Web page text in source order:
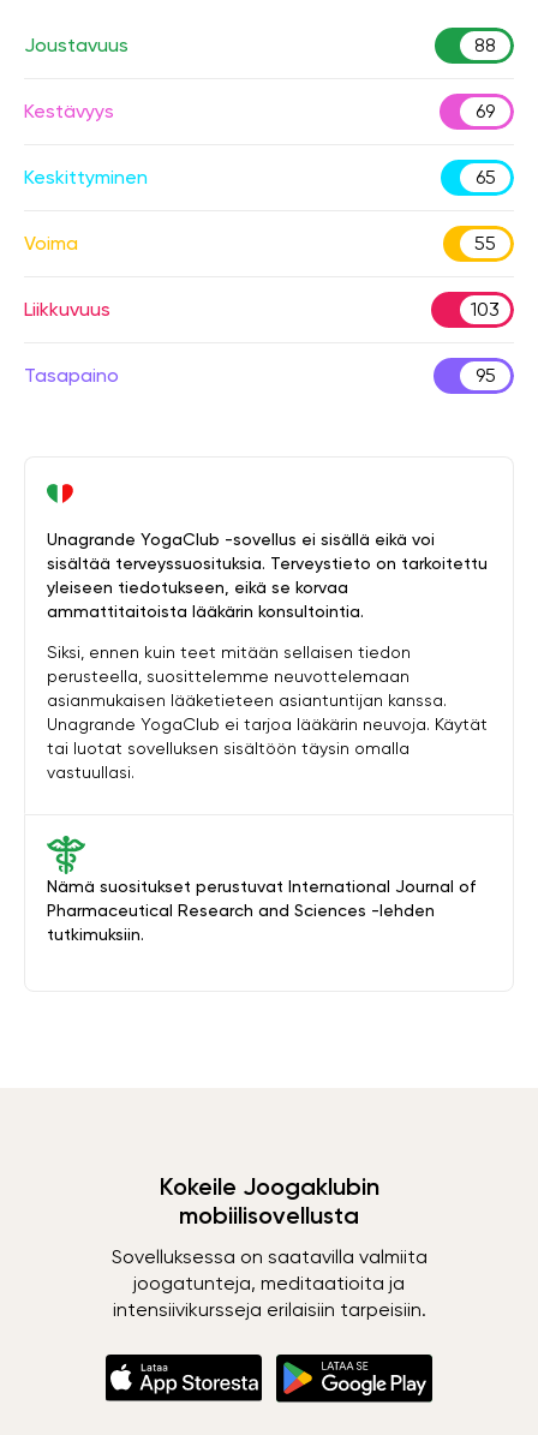
Joustavuus 88
Kestävyys 69
Keskittyminen 65
Voima 55
Liikkuvuus 103
Tasapaino 95
Nämä suositukset perustuvat International Journal of
Pharmaceutical Research and Sciences -lehden
tutkimuksiin.
Unagrande YogaClub -sovellus ei sisällä eikä voi
sisältää terveyssuosituksia. Terveystieto on tarkoitettu
yleiseen tiedotukseen, eikä se korvaa
ammattitaitoista lääkärin konsultointia.
Siksi, ennen kuin teet mitään sellaisen tiedon
perusteella, suosittelemme neuvottelemaan
asianmukaisen lääketieteen asiantuntijan kanssa.
Unagrande YogaClub ei tarjoa lääkärin neuvoja. Käytät
tai luotat sovelluksen sisältöön täysin omalla
vastuullasi.
Kokeile Joogaklubin
mobiilisovellusta
Sovelluksessa on saatavilla valmiita
joogatunteja, meditaatioita ja
intensiivikursseja erilaisiin tarpeisiin.